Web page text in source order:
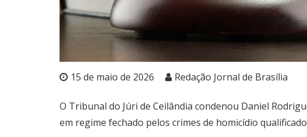
15 de maio de 2026 Redação Jornal de Brasília
O Tribunal do Júri de Ceilândia condenou Daniel
em regime fechado pelos crimes de homicídio